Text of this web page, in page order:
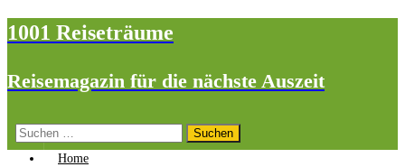
1001 Reiseträume
Reisemagazin für die nächste Auszeit
Suchen
nach:
Home